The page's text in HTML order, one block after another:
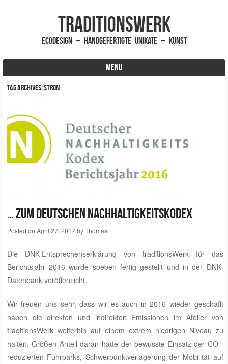
traditionsWerk
EcoDesign – handgefertigte Unikate – Kunst
MENU
Skip to content
Tag Archives:Strom
… zum Deutschen Nachhaltigkeitskodex
Posted on April 27, 2017byThomas
Die DNK-Entsprechenserklärung von traditionsWerk für das
Berichtsjahr 2016 wurde soeben fertig gestellt und in der DNK-
Datenbankveröffentlicht.
Wir freuen uns sehr, dass wir es auch in 2016 wieder geschafft
haben die direkten und indirekten Emissionen im Atelier von
traditionsWerkweiterhin auf einem extrem niedrigen Niveau zu
halten. Großen Anteil daran hatte der bewusste Einsatz der CO²-
reduzierten Fuhrparks, Schwerpunktverlagerung der Mobilität auf